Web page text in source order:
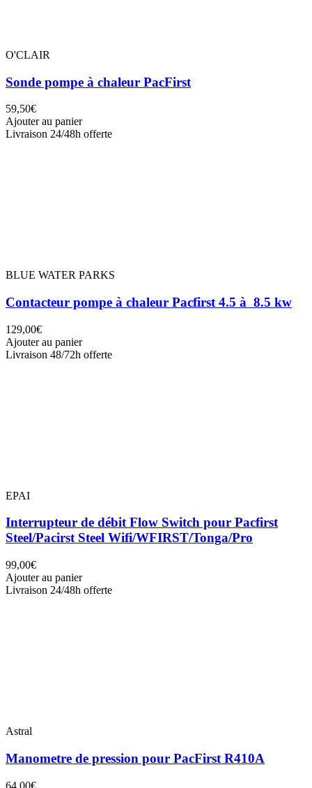
O'CLAIR
Sonde pompe à chaleur PacFirst
59,50€
Ajouter au panier
Livraison 24/48h offerte
BLUE WATER PARKS
Contacteur pompe à chaleur Pacfirst 4.5 à 8.5 kw
129,00€
Ajouter au panier
Livraison 48/72h offerte
EPAI
Interrupteur de débit Flow Switch pour Pacfirst
Steel/Pacirst Steel Wifi/WFIRST/Tonga/Pro
99,00€
Ajouter au panier
Livraison 24/48h offerte
Astral
Manometre de pression pour PacFirst R410A
64,00€